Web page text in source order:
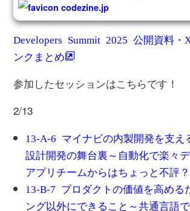
codezine.jp
Developers Summit 2025 公開資料・
ンクまとめ
参加したセッションはこちらです！
2/13
13-A-6 マイナビの内製開発を支え
設計開発の舞台裏～自動化で楽々
アプリチームからはちょっと不評
13-B-7 プロダクトの価値を高める
ング以外にできること～共通言語